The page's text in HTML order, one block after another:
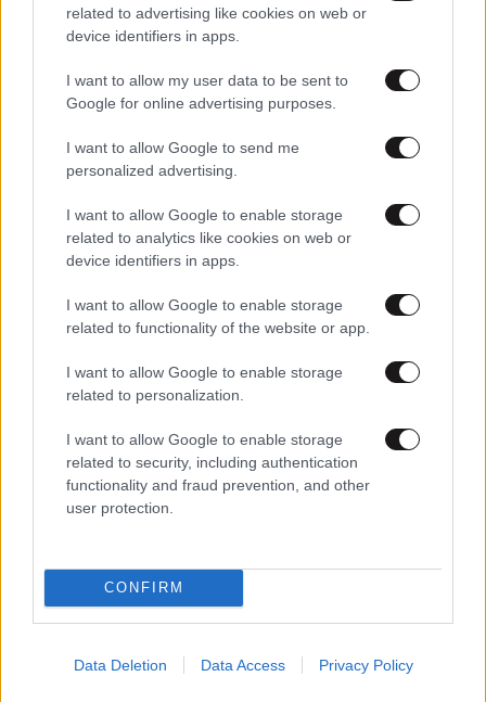
related to advertising like cookies on web or
device identifiers in apps.
I want to allow my user data to be sent to
Google for online advertising purposes.
I want to allow Google to send me
personalized advertising.
I want to allow Google to enable storage
related to analytics like cookies on web or
device identifiers in apps.
I want to allow Google to enable storage
related to functionality of the website or app.
I want to allow Google to enable storage
related to personalization.
I want to allow Google to enable storage
related to security, including authentication
functionality and fraud prevention, and other
user protection.
CONFIRM
Data Deletion Data Access Privacy Policy
Αλτσχάιμερ και άνοια: Τα 10 πρώιμα σημάδια και οι 14
παράγοντες κινδύνου